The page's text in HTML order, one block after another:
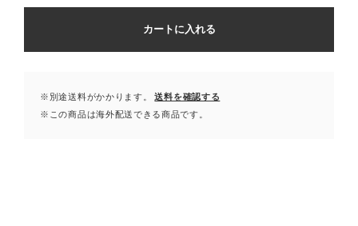
カートに入れる
※別途送料がかかります。
送料を確認する
※この商品は海外配送できる商品です。